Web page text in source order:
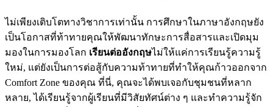
ไม่เพียงเติบโตทางวิชาการเท่านั้น การศึกษาในภาษาอังกฤษยัง
เป็นโอกาสที่ท้าทายคุณให้พัฒนาทักษะการสื่อสารและเปิดมุม
มองในการมองโลก เรียนต่ออังกฤษไม่ให้แค่การเรียนรู้ความรู้
ใหม่, แต่ยังเป็นการต่อสู้กับความท้าทายที่ทำให้คุณก้าวออกจาก
Comfort Zone ของคุณ ที่นี่, คุณจะได้พบเจอกับชุมชนที่หลาก
หลาย, ได้เรียนรู้จากผู้เรียนที่มีวิสัยทัศน์ต่าง ๆ และทำความรู้จัก